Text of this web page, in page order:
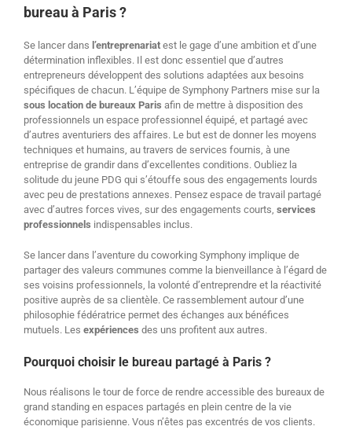
bureau à Paris ?
Se lancer dans l’entreprenariat est le gage d’une ambition et d’une
détermination inflexibles. Il est donc essentiel que d’autres
entrepreneurs développent des solutions adaptées aux besoins
spécifiques de chacun. L’équipe de Symphony Partners mise sur la
sous location de bureaux Paris afin de mettre à disposition des
professionnels un espace professionnel équipé, et partagé avec
d’autres aventuriers des affaires. Le but est de donner les moyens
techniques et humains, au travers de services fournis, à une
entreprise de grandir dans d’excellentes conditions. Oubliez la
solitude du jeune PDG qui s’étouffe sous des engagements lourds
avec peu de prestations annexes. Pensez espace de travail partagé
avec d’autres forces vives, sur des engagements courts, services
professionnels indispensables inclus.
Se lancer dans l’aventure du coworking Symphony implique de
partager des valeurs communes comme la bienveillance à l’égard de
ses voisins professionnels, la volonté d’entreprendre et la réactivité
positive auprès de sa clientèle. Ce rassemblement autour d’une
philosophie fédératrice permet des échanges aux bénéfices
mutuels. Les expériences des uns profitent aux autres.
Pourquoi choisir le bureau partagé à Paris ?
Nous réalisons le tour de force de rendre accessible des bureaux de
grand standing en espaces partagés en plein centre de la vie
économique parisienne. Vous n’êtes pas excentrés de vos clients.